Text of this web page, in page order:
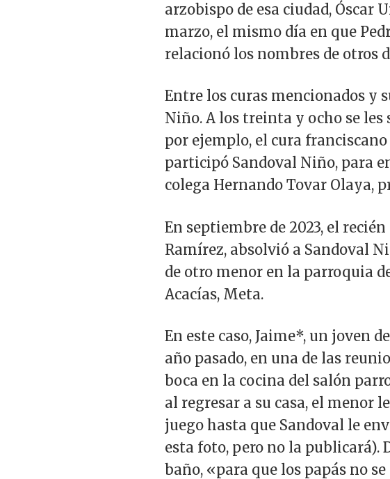
arzobispo de esa ciudad, Óscar
marzo, el mismo día en que
relacionó los nombres de otros
Entre los curas mencionados y
Niño. A los treinta y ocho se
por ejemplo, el cura
participó Sandoval Niño, para
colega Hernando Tovar Olaya,
En septiembre de 2023, el
Ramírez, absolvió a Sandoval
de otro menor en la parroquia
Acacías, Meta.
En este caso, Jaime*, un joven
año pasado, en una de las
boca en la cocina del salón
al regresar a su casa, el menor
juego hasta que Sandoval le
esta foto, pero no la publicará).
baño, «para que los papás no